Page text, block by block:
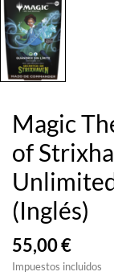
Magic
of
(Inglés)
55,00 €
Impuestos incluidos